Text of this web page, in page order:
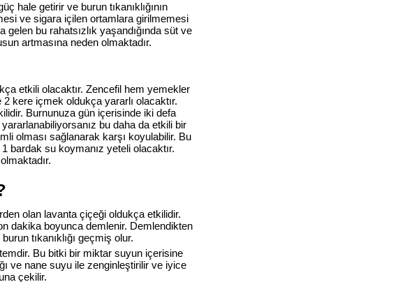
hale getirir ve burun tıkanıklığının
ve sigara içilen ortamlara girilmemesi
bu rahatsızlık yaşandığında süt ve
artmasına neden olmaktadır.
etkili olacaktır. Zencefil hem yemekler
kere içmek oldukça yararlı olacaktır.
Burnunuza gün içerisinde iki defa
bu daha da etkili bir
olması sağlanarak karşı koyulabilir. Bu
bardak su koymanız yeteli olacaktır.
olan lavanta çiçeği oldukça etkilidir.
dakika boyunca demlenir. Demlendikten
tıkanıklığı geçmiş olur.
Bu bitki bir miktar suyun içerisine
ve nane suyu ile zenginleştirilir ve iyice
çekilir.